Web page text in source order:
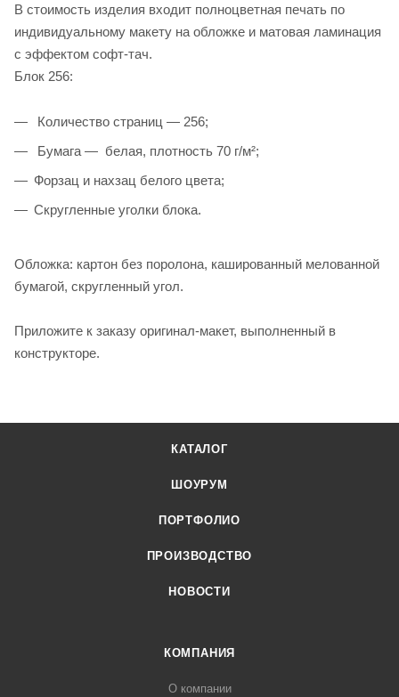
В стоимость изделия входит полноцветная печать по
индивидуальному макету на обложке и матовая ламинация
с эффектом софт-тач.
Блок 256:
Количество страниц — 256;
Бумага — белая, плотность 70 г/м²;
Форзац и нахзац белого цвета;
Cкругленные уголки блока.
Обложка: картон без поролона, кашированный мелованной
бумагой, скругленный угол.
Приложите к заказу оригинал-макет, выполненный в
конструкторе.
КАТАЛОГ
ШОУРУМ
ПОРТФОЛИО
ПРОИЗВОДСТВО
НОВОСТИ
КОМПАНИЯ
О компании